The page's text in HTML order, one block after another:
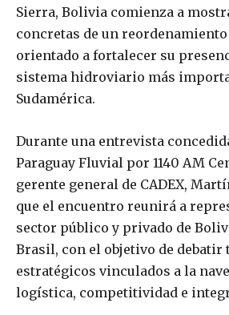
Sierra, Bolivia comienza a
concretas de un
orientado a fortalecer su
sistema hidroviario más
Sudamérica.
Durante una entrevista
Paraguay Fluvial por 1140 AM
gerente general de CADEX,
que el encuentro reunirá a
sector público y privado de
Brasil, con el objetivo de debatir
estratégicos vinculados a la
logística, competitividad e